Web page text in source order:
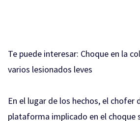
Te puede interesar: Choque en la
varios lesionados leves
En el lugar de los hechos, el chofer
plataforma implicado en el choque